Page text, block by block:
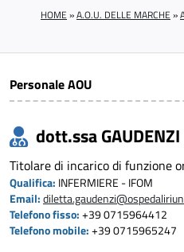
HOME »A.O.U. DELLE MARCHE »
Personale AOU
dott.ssa GAUDENZI
Titolare di incarico di funzione
Qualifica: INFERMIERE - IFOM
Email:
Telefono fisso: +39 0715964412
Telefono mobile: +39 0715965247